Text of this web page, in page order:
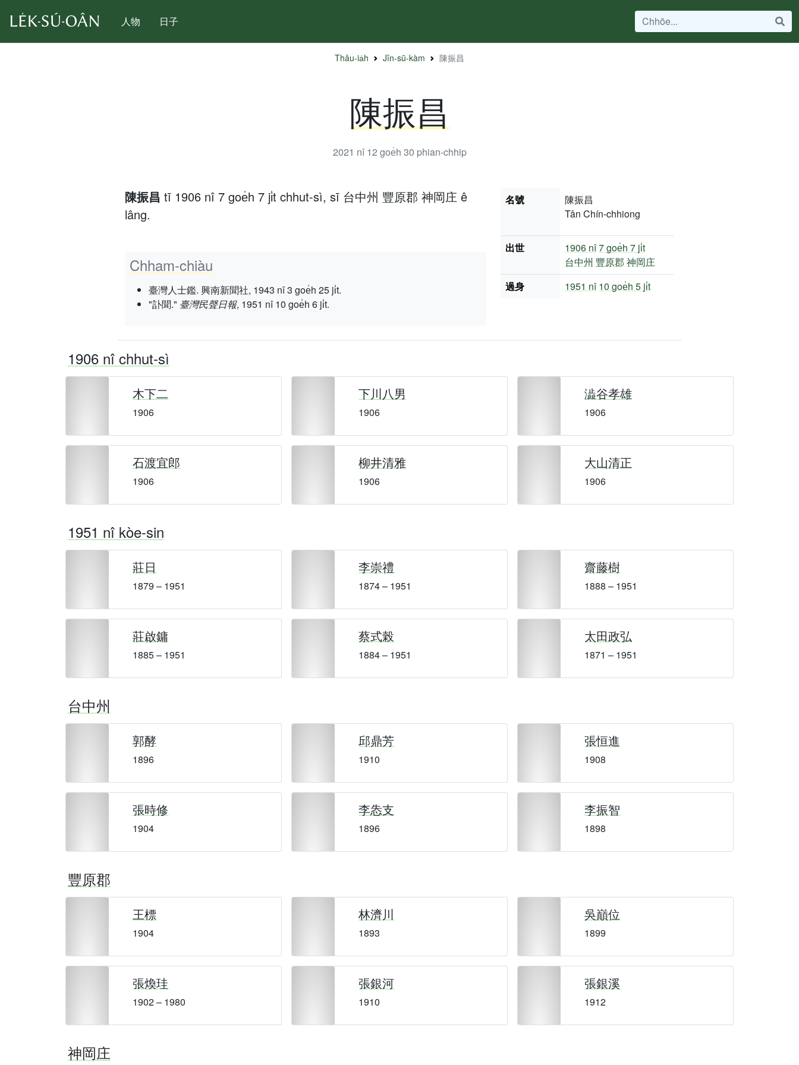
人物 日子
Thâu-ia̍h Jîn-sū-kàm 陳振昌
陳振昌
2021 nî 12 goe̍h 30 phian-chhip
陳振昌 tī 1906 nî 7 goe̍h 7 ji̍t chhut-sì, sī 台中州 豐原郡 神岡庄 ê
lâng.
Chham-chiàu
臺灣人士鑑. 興南新聞社, 1943 nî 3 goe̍h 25 ji̍t.
"訃聞." 臺灣民聲日報, 1951 nî 10 goe̍h 6 ji̍t.
名號
陳振昌
Tân Chín-chhiong
出世 1906 nî7 goe̍h 7 ji̍t
台中州 豐原郡 神岡庄
過身
1951 nî 10 goe̍h 5 ji̍t
1906 nî chhut-sì
木下二
1906
下川八男
1906
澁谷孝雄
1906
石渡宜郎
1906
柳井清雅
1906
大山清正
1906
1951 nî kòe-sin
莊日
1879 – 1951
李崇禮
1874 – 1951
齋藤樹
1888 – 1951
莊啟鏞
1885 – 1951
蔡式榖
1884 – 1951
太田政弘
1871 – 1951
台中州
郭酵
1896
邱鼎芳
1910
張恒進
1908
張時修
1904
李怣支
1896
李振智
1898
豐原郡
王標
1904
林濟川
1893
吳巔位
1899
張煥珪
1902 – 1980
張銀河
1910
張銀溪
1912
神岡庄